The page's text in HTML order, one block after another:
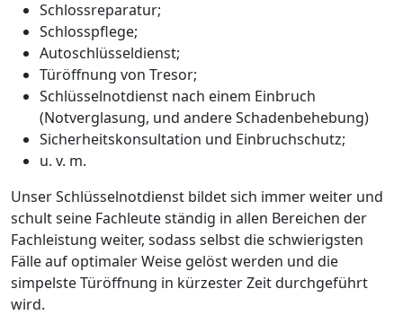
Schlossreparatur;
Schlosspflege;
Autoschlüsseldienst;
Türöffnung von Tresor;
Schlüsselnotdienst nach einem Einbruch
(Notverglasung, und andere Schadenbehebung)
Sicherheitskonsultation und Einbruchschutz;
u. v. m.
Unser Schlüsselnotdienst bildet sich immer weiter und
schult seine Fachleute ständig in allen Bereichen der
Fachleistung weiter, sodass selbst die schwierigsten
Fälle auf optimaler Weise gelöst werden und die
simpelste Türöffnung in kürzester Zeit durchgeführt
wird.